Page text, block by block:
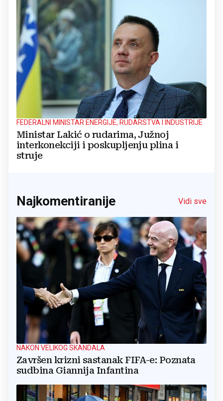
FEDERALNI MINISTAR ENERGIJE, RUDARSTVA I INDUSTRIJE
Ministar Lakić o rudarima, Južnoj
interkonekciji i poskupljenju plina i
struje
Najkomentiranije Vidi sve
NAKON VELIKOG SKANDALA
Završen krizni sastanak FIFA-e: Poznata
sudbina Giannija Infantina